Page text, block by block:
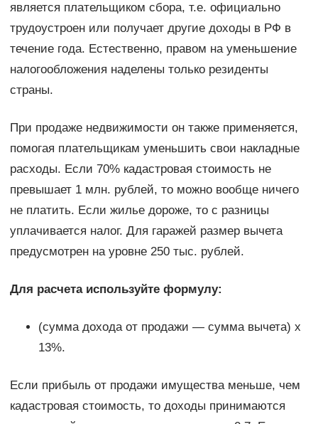
является плательщиком сбора, т.е. официально
трудоустроен или получает другие доходы в РФ в
течение года. Естественно, правом на уменьшение
налогообложения наделены только резиденты
страны.
При продаже недвижимости он также применяется,
помогая плательщикам уменьшить свои накладные
расходы. Если 70% кадастровая стоимость не
превышает 1 млн. рублей, то можно вообще ничего
не платить. Если жилье дороже, то с разницы
уплачивается налог. Для гаражей размер вычета
предусмотрен на уровне 250 тыс. рублей.
Для расчета используйте формулу:
(сумма дохода от продажи — сумма вычета) x
13%.
Если прибыль от продажи имущества меньше, чем
кадастровая стоимость, то доходы принимаются